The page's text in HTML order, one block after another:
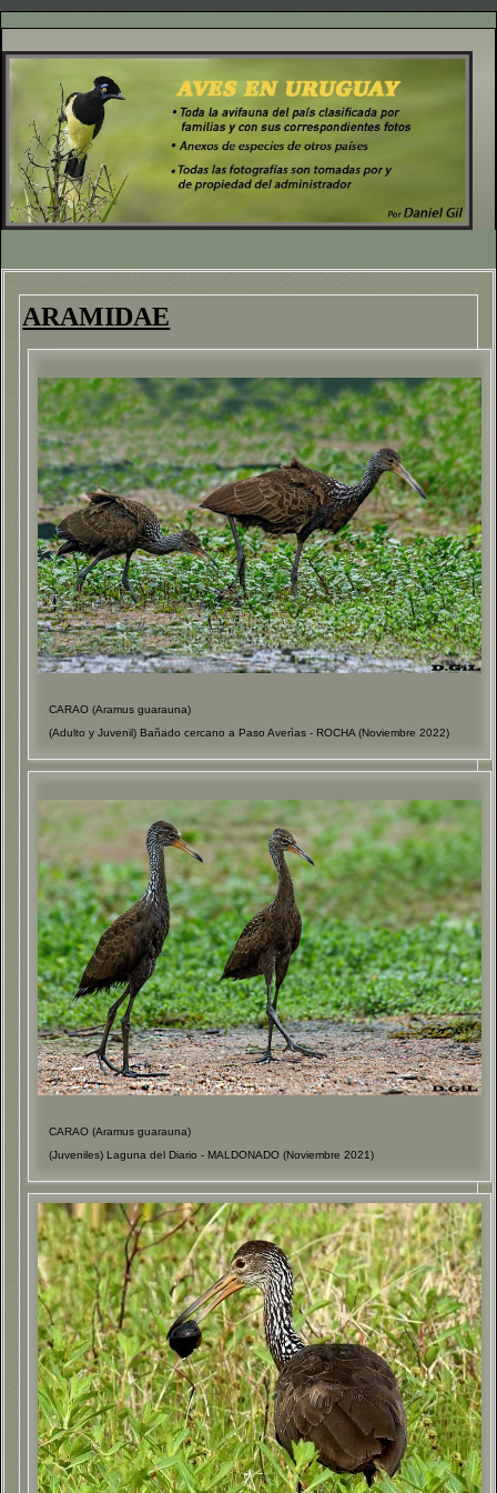
ARAMIDAE
CARAO (Aramus guarauna)
(Adulto y Juvenil) Bañado cercano a Paso Averìas - ROCHA (Noviembre 2022)
CARAO (Aramus guarauna)
(Juveniles) Laguna del Diario - MALDONADO (Noviembre 2021)